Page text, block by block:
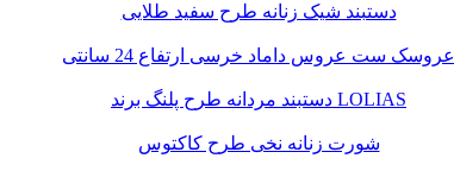
دستبند شیک زنانه طرح سفید طلایی
عروسک ست عروس داماد خرسی ارتفاع 24 سانتی
دستبند مردانه طرح پلنگ برند LOLIAS
شورت زنانه نخی طرح کاکتوس